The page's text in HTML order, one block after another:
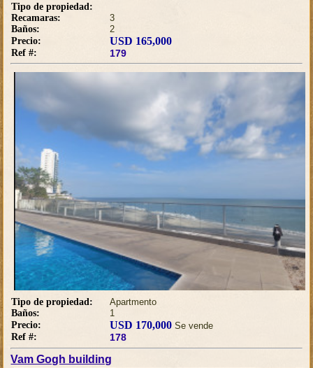
Tipo de propiedad:
Recamaras:
3
Baños:
2
Precio:
USD 165,000
Ref #: 179
Tipo de propiedad:
Apartmento
Baños:
1
Precio:
USD 170,000 Se vende
Ref #:
178
Vam Gogh building